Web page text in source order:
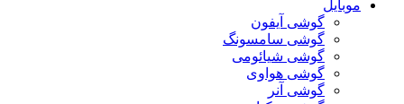
موبایل
گوشی آیفون
گوشی سامسونگ
گوشی شیائومی
گوشی هواوی
گوشی آنر